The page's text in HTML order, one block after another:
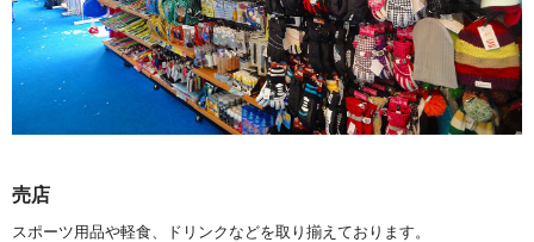
売店
スポーツ用品や軽食、ドリンクなどを取り揃えております。